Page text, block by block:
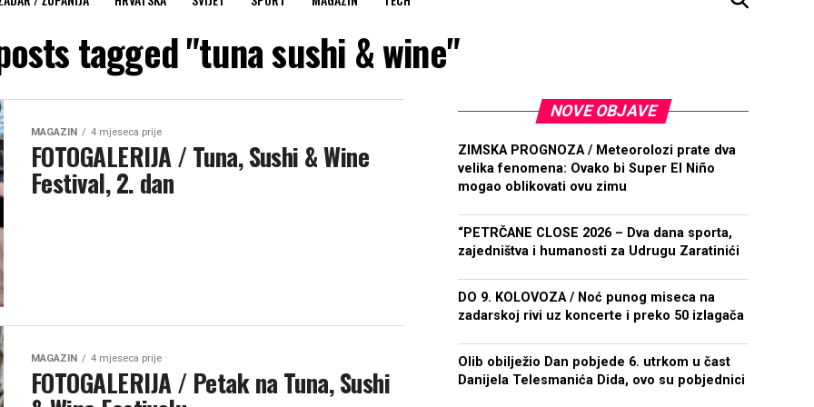
tagged "tuna sushi & wine"
MAGAZIN 4 mjeseca prije
FOTOGALERIJA / Tuna, Sushi & Wine
Festival, 2. dan
MAGAZIN 4 mjeseca prije
FOTOGALERIJA / Petak na Tuna, Sushi
NOVE OBJAVE
ZIMSKA PROGNOZA / Meteorolozi prate dva
velika fenomena: Ovako bi Super El Niño
mogao oblikovati ovu zimu
“PETRČANE CLOSE 2026 – Dva dana sporta,
zajedništva i humanosti za Udrugu Zaratinići
DO 9. KOLOVOZA / Noć punog miseca na
zadarskoj rivi uz koncerte i preko 50 izlagača
Olib obilježio Dan pobjede 6. utrkom u čast
Danijela Telesmanića Dida, ovo su pobjednici